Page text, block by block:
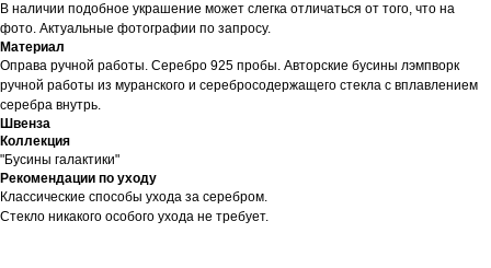
В наличии подобное украшение может слегка отличаться от того, что на
фото. Актуальные фотографии по запросу.
Материал
Оправа ручной работы. Серебро 925 пробы. Авторские бусины лэмпворк
ручной работы из муранского и серебросодержащего стекла с вплавлением
серебра внутрь.
Швенза
Коллекция
"Бусины галактики"
Рекомендации по уходу
Классические способы ухода за серебром.
Стекло никакого особого ухода не требует.